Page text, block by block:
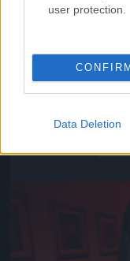
user protection.
CONFIRM
Data Deletion
Fotó: Szécsi István /